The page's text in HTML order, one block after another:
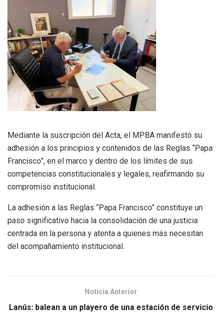
Mediante la suscripción del Acta, el MPBA manifestó su
adhesión a los principios y contenidos de las Reglas “Papa
Francisco”, en el marco y dentro de los límites de sus
competencias constitucionales y legales, reafirmando su
compromiso institucional.
La adhesión a las Reglas “Papa Francisco” constituye un
paso significativo hacia la consolidación de una justicia
centrada en la persona y atenta a quienes más necesitan
del acompañamiento institucional.
Noticia Anterior
Lanús: balean a un playero de una estación de servicio